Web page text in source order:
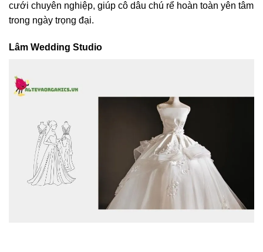
cưới chuyên nghiệp, giúp cô dâu chú rể hoàn toàn yên tâm
trong ngày trọng đại.
Lâm Wedding Studio